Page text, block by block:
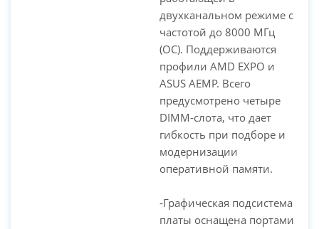
двухканальном режиме с
частотой до 8000 МГц
(OC). Поддерживаются
профили AMD EXPO и
ASUS AEMP. Всего
предусмотрено четыре
DIMM-слота, что дает
гибкость при подборе и
модернизации
оперативной памяти.
-Графическая подсистема
платы оснащена портами